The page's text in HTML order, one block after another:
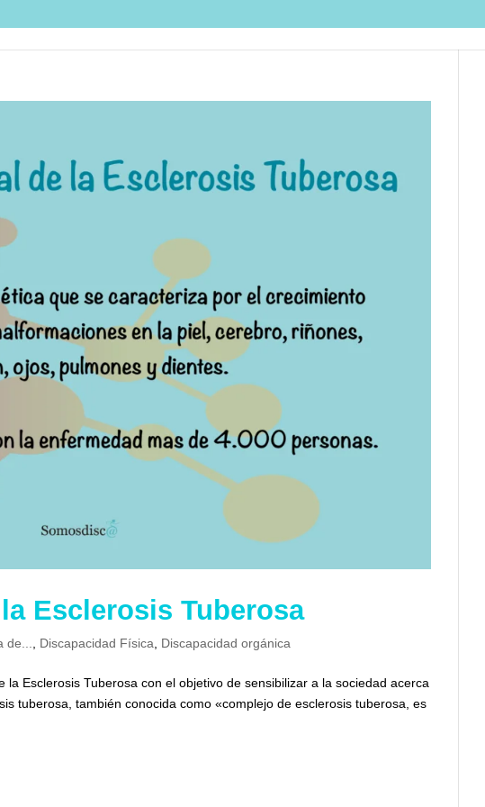
Esclerosis Tuberosa
de... Discapacidad Física Discapacidad orgánica
Esclerosis Tuberosa con el objetivo de sensibilizar a la sociedad acerca
tuberosa, también conocida como «complejo de esclerosis tuberosa, es